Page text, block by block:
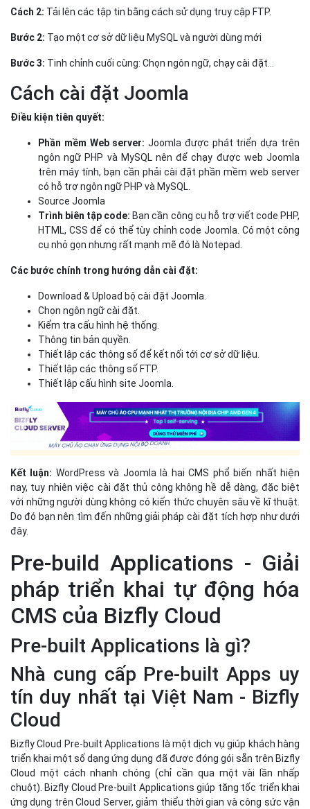
trên máy tính, bạn cần phải cài đặt phần mềm web server
Source Joomla
Trình biên tập code:
Bạn cần công cụ hỗ trợ viết code PHP,
HTML, CSS để có thể tùy chỉnh code Joomla. Có một công
cụ nhỏ gọn nhưng rất mạnh mẽ đó là Notepad.
Các bước chính trong hướng dẫn cài đặt:
Download & Upload bộ cài đặt Joomla.
Chọn ngôn ngữ cài đặt.
Kiểm tra cấu hình hệ thống.
Thông tin bản quyền.
Thiết lập các thông số để kết nối tới cơ sở dữ liệu.
Thiết lập các thông số FTP.
Thiết lập cấu hình site Joomla.
Kết luận:WordPress và Joomla là hai CMS phổ biến nhất hiện
nay, tuy nhiên việc cài đặt thủ công không hề dễ dàng, đặc biệt
với những người dùng không có kiến thức chuyên sâu về kĩ thuật.
Do đó bạn nên tìm đến những giải pháp cài đặt tích hợp như dưới
đây.
Pre-build Applications - Giải
pháp triển khai tự động hóa
CMS của Bizfly Cloud
Pre-built Applications là gì?
Nhà cung cấp Pre-built Apps uy
tín duy nhất tại Việt Nam - Bizfly
Cloud
Bizfly Cloud Pre-built Applications là một dịch vụ giúp khách hàng
triển khai một số dạng ứng dụng đã được đóng gói sẵn trên Bizfly
Cloud một cách nhanh chóng (chỉ cần qua một vài lần nhấp
chuột). Bizfly Cloud Pre-built Applications giúp tăng tốc triển khai
ứng dụng trên Cloud Server, giảm thiểu thời gian và công sức vận
hành ứng dụng cho khách hàng. Có thể giảm thời gian triển khai
từ 1 ngày xuống còn vỏn vẹn 5 phút. Nhờ việc giảm thiểu tối đa
thời gian triển khai cài đặt nên dịch vụ còn giúp tối ưu năng suất
cho doanh nghiệp.
Vì sao phải sử dụng Bizfly Cloud
Pre-built Applications cho doanh
nghiệp tại Việt Nam?
Bizfly Cloud là đơn vị uy tín duy nhất tại Việt Nam cung cấp